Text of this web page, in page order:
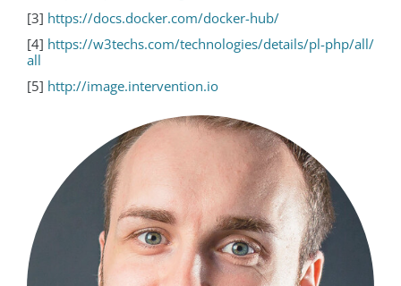
[3] https://docs.docker.com/docker-hub/
[4] https://w3techs.com/technologies/details/pl-php/all/
all
[5] http://image.intervention.io